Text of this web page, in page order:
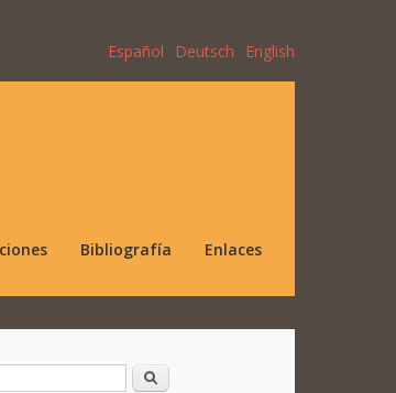
Español Deutsch English
Bibliografía Enlaces
Formulario de búsqueda
Buscar